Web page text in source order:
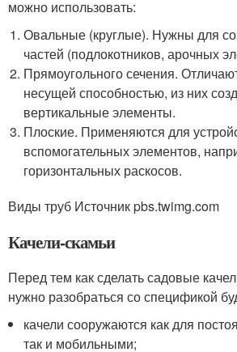
можно использовать:
Овальные (круглые). Нужны для
частей (подлокотников, арочных
Прямоугольного сечения.
несущей способностью, из них
вертикальные элементы.
Плоские. Применяются для
вспомогательных элементов,
горизонтальных раскосов.
Виды труб Источник pbs.twimg.com
Качели-скамьи
Перед тем как сделать садовые
нужно разобраться со спецификой
качели сооружаются как для
так и мобильными;